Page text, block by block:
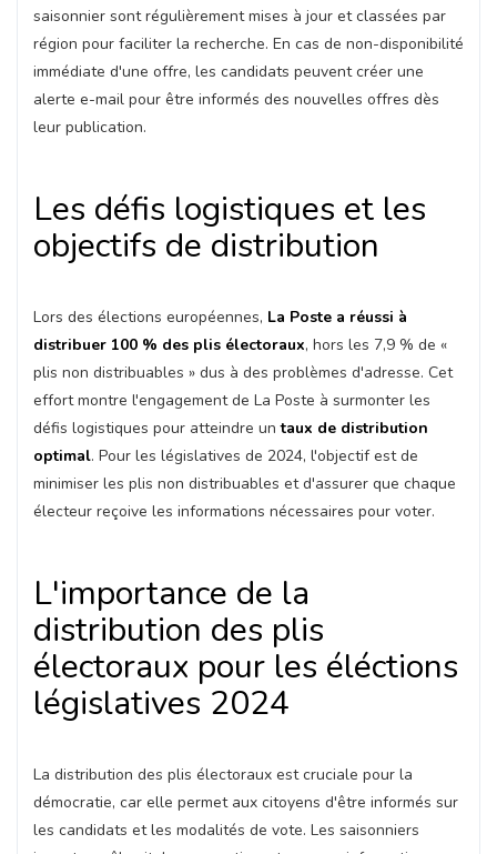
saisonnier sont régulièrement mises à jour et classées par
région pour faciliter la recherche. En cas de non-disponibilité
immédiate d'une offre, les candidats peuvent créer une
alerte e-mail pour être informés des nouvelles offres dès
leur publication​.
Les défis logistiques et les
objectifs de distribution
Lors des élections européennes, La Poste a réussi à
distribuer 100 % des plis électoraux, hors les 7,9 % de «
plis non distribuables » dus à des problèmes d'adresse. Cet
effort montre l'engagement de La Poste à surmonter les
défis logistiques pour atteindre untaux de distribution
optimal. Pour les législatives de 2024, l'objectif est de
minimiser les plis non distribuables et d'assurer que chaque
électeur reçoive les informations nécessaires pour voter.
L'importance de la
distribution des plis
électoraux pour les éléctions
législatives 2024
La distribution des plis électoraux est cruciale pour la
démocratie, car elle permet aux citoyens d'être informés sur
les candidats et les modalités de vote. Les saisonniers